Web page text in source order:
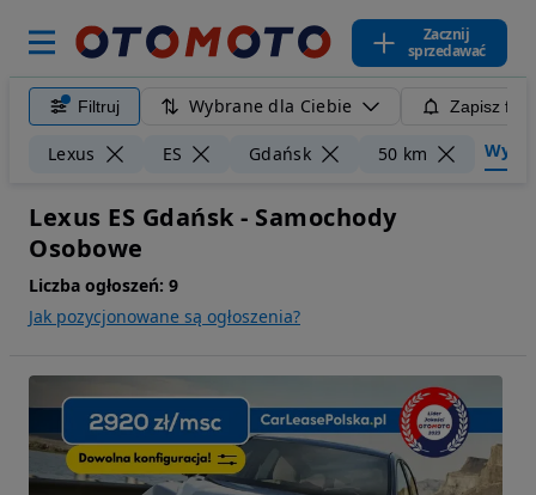
Zacznij
sprzedawać
Filtruj Wybrane dla Ciebie Zapisz
Lexus ES Gdańsk 50 km
Lexus ES Gdańsk - Samochody
Osobowe
Liczba ogłoszeń: 9
Jak pozycjonowane są ogłoszenia?